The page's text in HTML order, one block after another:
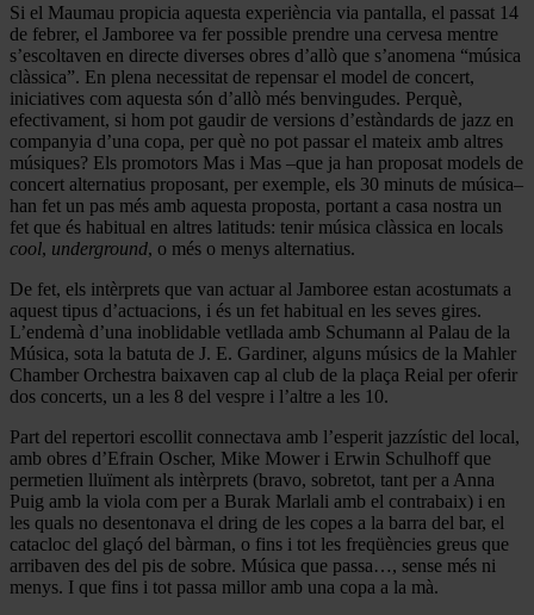
Si el Maumau propicia aquesta experiència via pantalla, el passat 14
de febrer, el Jamboree va fer possible prendre una cervesa mentre
s’escoltaven en directe diverses obres d’allò que s’anomena “música
clàssica”. En plena necessitat de repensar el model de concert,
iniciatives com aquesta són d’allò més benvingudes. Perquè,
efectivament, si hom pot gaudir de versions d’estàndards de jazz en
companyia d’una copa, per què no pot passar el mateix amb altres
músiques? Els promotors Mas i Mas –que ja han proposat models de
concert alternatius proposant, per exemple, els 30 minuts de música–
han fet un pas més amb aquesta proposta, portant a casa nostra un
fet que és habitual en altres latituds: tenir música clàssica en locals
cool, underground, o més o menys alternatius.
De fet, els intèrprets que van actuar al Jamboree estan acostumats a
aquest tipus d’actuacions, i és un fet habitual en les seves gires.
L’endemà d’una inoblidable vetllada amb Schumann al Palau de la
Música, sota la batuta de J. E. Gardiner, alguns músics de la Mahler
Chamber Orchestra baixaven cap al club de la plaça Reial per oferir
dos concerts, un a les 8 del vespre i l’altre a les 10.
Part del repertori escollit connectava amb l’esperit jazzístic del local,
amb obres d’Efrain Oscher, Mike Mower i Erwin Schulhoff que
permetien lluïment als intèrprets (bravo, sobretot, tant per a Anna
Puig amb la viola com per a Burak Marlali amb el contrabaix) i en
les quals no desentonava el dring de les copes a la barra del bar, el
catacloc del glaçó del bàrman, o fins i tot les freqüències greus que
arribaven des del pis de sobre. Música que passa…, sense més ni
menys. I que fins i tot passa millor amb una copa a la mà.